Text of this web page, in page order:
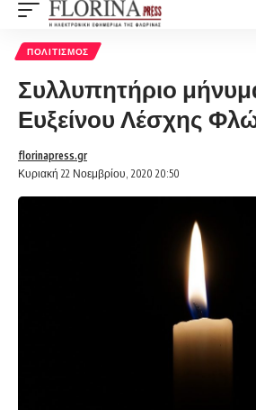
ΠΟΛΙΤΙΣΜΌΣ
Συλλυπητήριο
Ευξείνου Λέσχης
Κυριακή 22 Νοεμβρίου, 2020 20:50
florinapress.gr